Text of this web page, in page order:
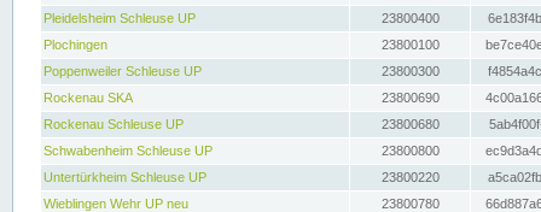
Pleidelsheim Schleuse UP
23800400
Plochingen
23800100
Poppenweiler Schleuse UP
23800300
Rockenau SKA
23800690
Rockenau Schleuse UP
23800680
Schwabenheim Schleuse UP
23800800
Untertürkheim Schleuse UP
23800220
Wieblingen Wehr UP neu
23800780